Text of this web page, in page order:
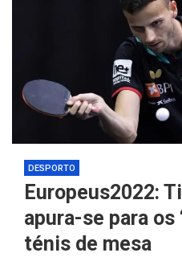
DESPORTO
Europeus2022:
apura-se para os
ténis de mesa